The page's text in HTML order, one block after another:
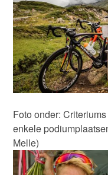
Foto onder:
enkele
Melle)